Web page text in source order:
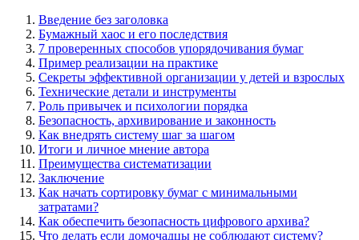
Введение без заголовка
Бумажный хаос и его последствия
7 проверенных способов упорядочивания бумаг
Пример реализации на практике
Секреты эффективной организации у детей и взрослых
Технические детали и инструменты
Роль привычек и психологии порядка
Безопасность, архивирование и законность
Как внедрять систему шаг за шагом
Итоги и личное мнение автора
Преимущества систематизации
Заключение
Как начать сортировку бумаг с минимальными
затратами?
Как обеспечить безопасность цифрового архива?
Что делать если домочадцы не соблюдают систему?